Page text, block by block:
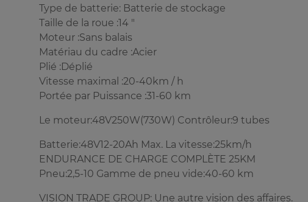
Type de batterie: Batterie de stockage
Taille de la roue :14 "
Moteur :Sans balais
Matériau du cadre :Acier
Plié :Déplié
Vitesse maximal :20-40km / h
Portée par Puissance :31-60 km
Le moteur:48V250W(730W) Contrôleur:9 tubes
Batterie:48V12-20Ah Max. La vitesse:25km/h
ENDURANCE DE CHARGE COMPLÈTE 25KM
Pneu:2,5-10 Gamme de pneu vide:40-60 km
VISION TRADE GROUP: Une autre vision des affaires.